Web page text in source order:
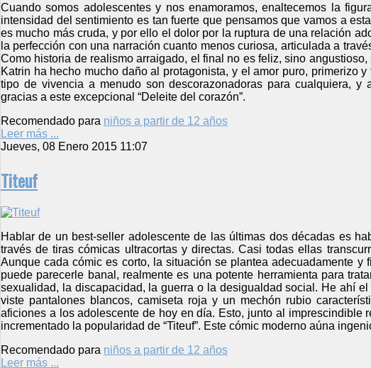
Cuando somos adolescentes y nos enamoramos, enaltecemos la
intensidad del sentimiento es tan fuerte que pensamos que vamos a
es mucho más cruda, y por ello el dolor por la ruptura de una relación
la perfección con una narración cuanto menos curiosa, articulada a
Como historia de realismo arraigado, el final no es feliz, sino
Katrin ha hecho mucho daño al protagonista, y el amor puro, primerizo
tipo de vivencia a menudo son descorazonadoras para cualquiera,
gracias a este excepcional “Deleite del corazón”.
Recomendado para niños a partir de 12 años
Leer más ...
Jueves, 08 Enero 2015 11:07
Titeuf
Hablar de un best-seller adolescente de las últimas dos décadas es
través de tiras cómicas ultracortas y directas. Casi todas ellas
Aunque cada cómic es corto, la situación se plantea adecuadamente
puede parecerle banal, realmente es una potente herramienta para
sexualidad, la discapacidad, la guerra o la desigualdad social. He ahí
viste pantalones blancos, camiseta roja y un mechón rubio
aficiones a los adolescente de hoy en día. Esto, junto al imprescindible
incrementado la popularidad de “Titeuf”. Este cómic moderno aúna
Recomendado para niños a partir de 12 años
Leer más ...